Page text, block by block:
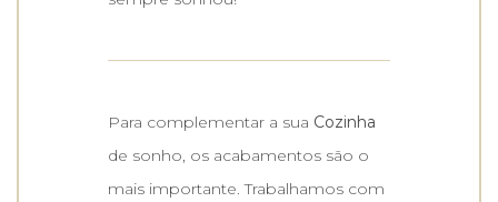
Para complementar a sua Cozinha
de sonho, os acabamentos são o
mais importante. Trabalhamos com